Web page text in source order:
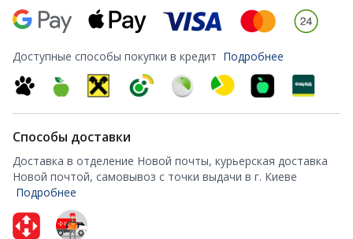
Доступные способы покупки в кредит Подробнее
Способы доставки
Доставка в отделение Новой почты, курьерская доставка
Новой почтой, самовывоз с точки выдачи в г. Киеве
Подробнее